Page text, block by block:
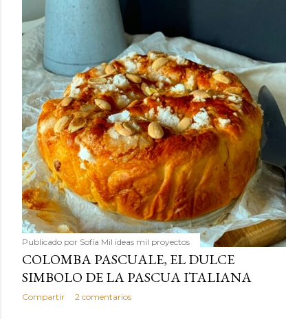
Publicado por Sofía Mil ideas mil proyectos
COLOMBA PASCUALE, EL DULCE
SIMBOLO DE LA PASCUA ITALIANA
Compartir 2 comentarios